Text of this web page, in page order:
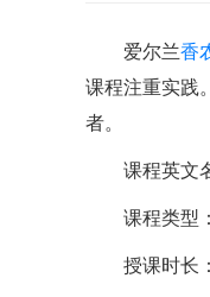
爱尔兰香
课程注重实践。
者。
课程英文
课程类型
授课时长：